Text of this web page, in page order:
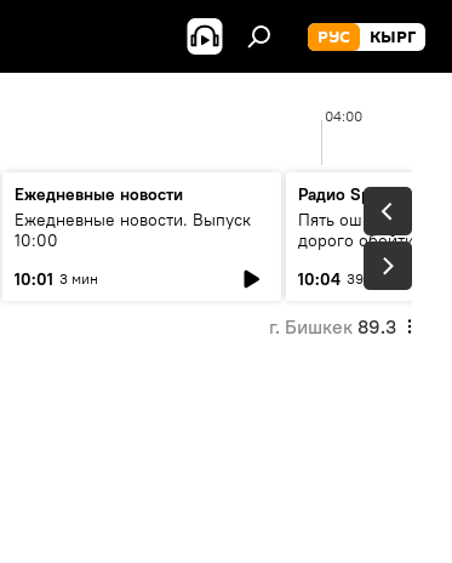
РУС КЫРГ
04:00
Ежедневные новости
Ежедневные новости. Выпуск
10:00
10:01 3 мин
Радио Sputnik
Пять ошибок
дорого обойтись
10:04 39 мин
г. Бишкек 89.3